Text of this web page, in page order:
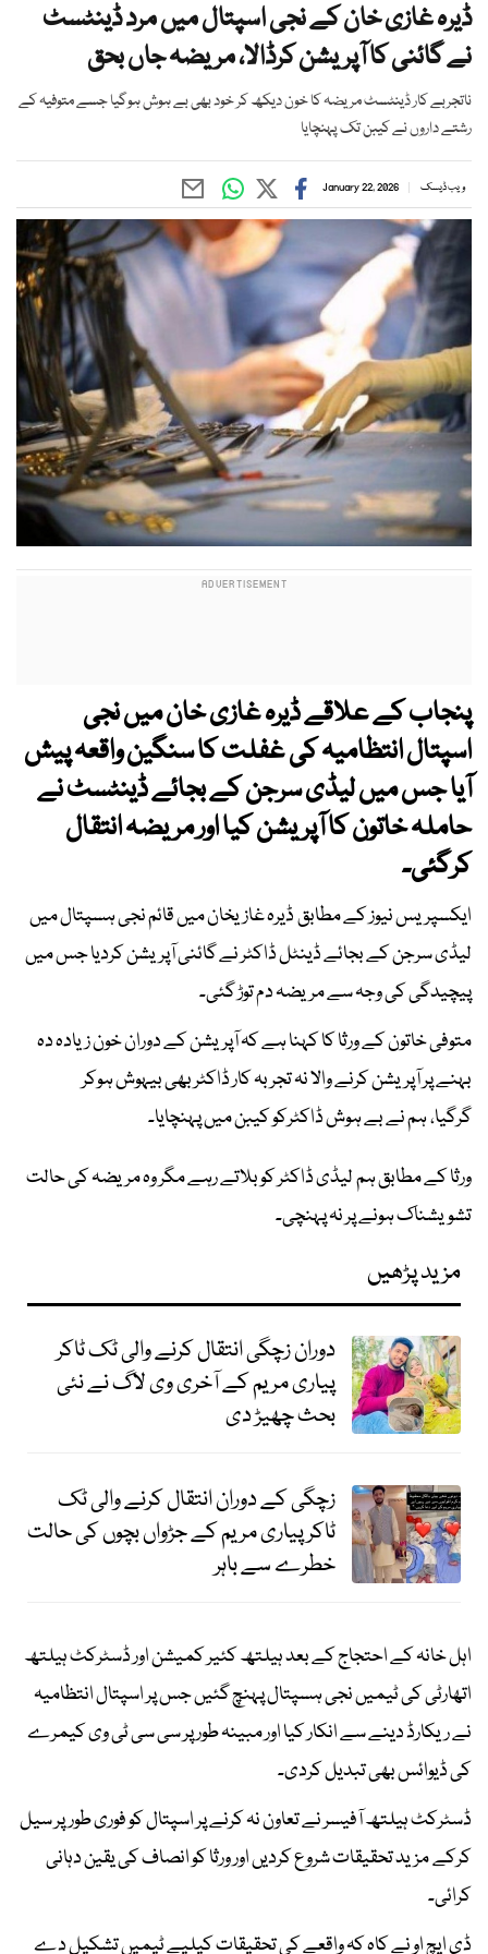
ڈیرہ غازی خان کے نجی اسپتال میں مرد ڈینٹسٹ
نے گائنی کا آپریشن کرڈالا، مریضہ جاں بحق
ناتجربے کار ڈینٹسٹ مریضہ کا خون دیکھ کر خود بھی بے ہوش ہوگیا جسے متوفیہ کے
رشتے داروں نے کیبن تک پہنچایا
ویب ڈیسک January 22, 2026
پنجاب کے علاقے ڈیرہ غازی خان میں نجی
اسپتال انتظامیہ کی غفلت کا سنگین واقعہ پیش
آیا جس میں لیڈی سرجن کے بجائے ڈینٹسٹ نے
حاملہ خاتون کا آپریشن کیا اور مریضہ انتقال
کرگئی۔
ایکسپریس نیوز کے مطابق ڈیرہ غازیخان میں قائم نجی ہسپتال میں
لیڈی سرجن کے بجائے ڈینٹل ڈاکٹر نے گائنی آپریشن کردیا جس میں
پیچیدگی کی وجہ سے مریضہ دم توڑ گئی۔
متوفی خاتون کے ورثا کا کہنا ہے کہ آپریشن کے دوران خون زیادہ دہ
بہنے پر آپریشن کرنے والا نہ تجربہ کار ڈاکٹر بھی بیہوش ہوکر
گرگیا، ہم نے بے ہوش ڈاکٹرکو کیبن میں پہنچایا۔
ورثا کے مطابق ہم لیڈی ڈاکٹر کو بلاتے رہے مگر وہ مریضہ کی حالت
تشویشناک ہونے پر نہ پہنچی۔
مزید پڑھیں
دوران زچگی انتقال کرنے والی ٹک ٹاکر
پیاری مریم کے آخری وی لاگ نے نئی
بحث چھیڑ دی
زچگی کے دوران انتقال کرنے والی ٹک
ٹاکر پیاری مریم کے جڑواں بچوں کی حالت
خطرے سے باہر
اہل خانہ کے احتجاج کے بعد ہیلتھ کئیر کمیشن اور ڈسٹرکٹ ہیلتھ
اتھارٹی کی ٹیمیں نجی ہسپتال پہنچ گئیں جس پر اسپتال انتظامیہ
نے ریکارڈ دینے سے انکار کیا اور مبینہ طور پر سی سی ٹی وی کیمرے
کی ڈیوائس بھی تبدیل کردی۔
ڈسٹرکٹ ہیلتھ آفیسر نے تعاون نہ کرنے پر اسپتال کو فوری طورپر سیل
کرکے مزید تحقیقات شروع کردیں اور ورثا کو انصاف کی یقین دہانی
کرائی۔
ڈی ایچ او نے کاہ کہ واقعے کی تحقیقات کیلیے ٹیمیں تشکیل دے